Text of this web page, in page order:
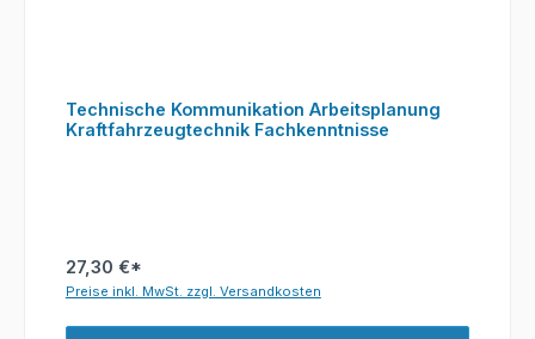
Technische Kommunikation Arbeitsplanung
Kraftfahrzeugtechnik Fachkenntnisse
27,30 €*
Preise inkl. MwSt. zzgl. Versandkosten